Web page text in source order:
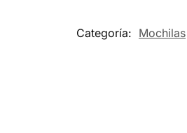
Categoría: Mochilas